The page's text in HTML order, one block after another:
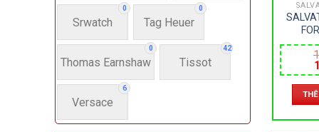
0
Srwatch
0
Tag Heuer
0
Thomas Earnshaw
42
Tissot
6
Versace
– SIZE